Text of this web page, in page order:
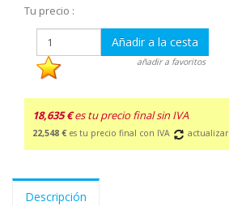
Tu precio :
Añadir a la cesta
añadir a favoritos
18,635 € es tu precio final sin IVA
22,548 € es tu precio final con IVA actualizar
Descripción